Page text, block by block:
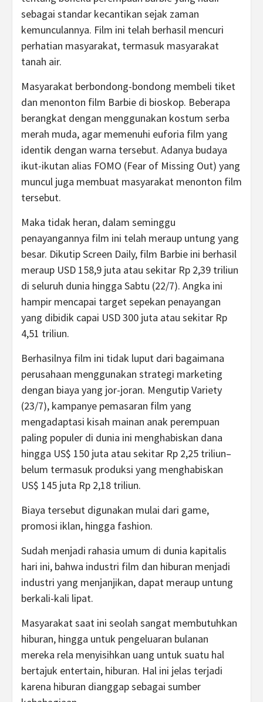
sebagai standar kecantikan sejak zaman
kemunculannya. Film ini telah berhasil mencuri
perhatian masyarakat, termasuk masyarakat
tanah air.
Masyarakat berbondong-bondong membeli tiket
dan menonton film Barbie di bioskop. Beberapa
berangkat dengan menggunakan kostum serba
merah muda, agar memenuhi euforia film yang
identik dengan warna tersebut. Adanya budaya
ikut-ikutan alias FOMO (Fear of Missing Out) yang
muncul juga membuat masyarakat menonton film
tersebut.
Maka tidak heran, dalam seminggu
penayangannya film ini telah meraup untung yang
besar. Dikutip Screen Daily, film Barbie ini berhasil
meraup USD 158,9 juta atau sekitar Rp 2,39 triliun
di seluruh dunia hingga Sabtu (22/7). Angka ini
hampir mencapai target sepekan penayangan
yang dibidik capai USD 300 juta atau sekitar Rp
4,51 triliun.
Berhasilnya film ini tidak luput dari bagaimana
perusahaan menggunakan strategi marketing
dengan biaya yang jor-joran. Mengutip Variety
(23/7), kampanye pemasaran film yang
mengadaptasi kisah mainan anak perempuan
paling populer di dunia ini menghabiskan dana
hingga US$ 150 juta atau sekitar Rp 2,25 triliun–
belum termasuk produksi yang menghabiskan
US$ 145 juta Rp 2,18 triliun.
Biaya tersebut digunakan mulai dari game,
promosi iklan, hingga fashion.
Sudah menjadi rahasia umum di dunia kapitalis
hari ini, bahwa industri film dan hiburan menjadi
industri yang menjanjikan, dapat meraup untung
berkali-kali lipat.
Masyarakat saat ini seolah sangat membutuhkan
hiburan, hingga untuk pengeluaran bulanan
mereka rela menyisihkan uang untuk suatu hal
bertajuk entertain, hiburan. Hal ini jelas terjadi
karena hiburan dianggap sebagai sumber